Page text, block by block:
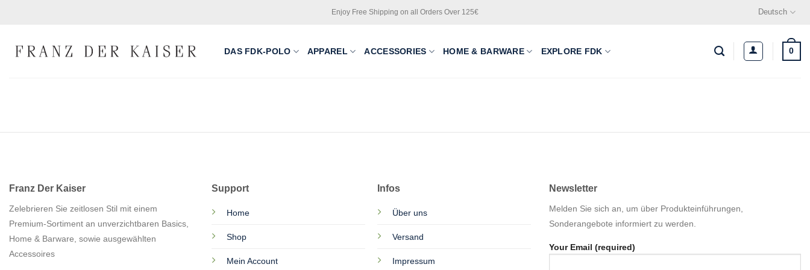
Enjoy Free Shipping on all Orders Over 125€ Deutsch
DAS FDK-POLO APPAREL ACCESSORIES HOME & BARWARE EXPLORE FDK 0
Franz Der Kaiser
Zelebrieren Sie zeitlosen Stil mit einem
Premium-Sortiment an unverzichtbaren Basics,
Home & Barware, sowie ausgewählten
Accessoires
Support
Home
Shop
Mein Account
Infos
Über uns
Versand
Impressum
Newsletter
Melden Sie sich an, um über Produkteinführungen,
Sonderangebote informiert zu werden.
Your Email (required)